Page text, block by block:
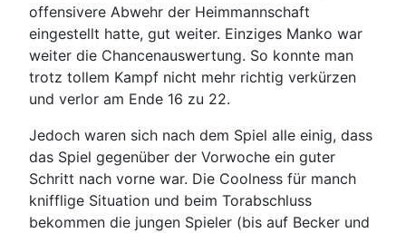
offensivere Abwehr der Heimmannschaft
eingestellt hatte, gut weiter. Einziges Manko war
weiter die Chancenauswertung. So konnte man
trotz tollem Kampf nicht mehr richtig verkürzen
und verlor am Ende 16 zu 22.
Jedoch waren sich nach dem Spiel alle einig, dass
das Spiel gegenüber der Vorwoche ein guter
Schritt nach vorne war. Die Coolness für manch
knifflige Situation und beim Torabschluss
bekommen die jungen Spieler (bis auf Becker und